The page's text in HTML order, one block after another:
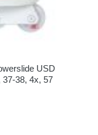
USD
38, 4x, 57